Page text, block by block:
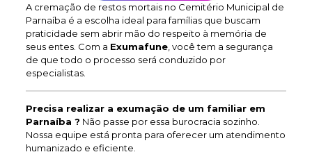
A cremação de restos mortais no Cemitério Municipal de
Parnaíba é a escolha ideal para famílias que buscam
praticidade sem abrir mão do respeito à memória de
seus entes. Com a Exumafune, você tem a segurança
de que todo o processo será conduzido por
especialistas.
Precisa realizar a exumação de um familiar em
Parnaíba ? Não passe por essa burocracia sozinho.
Nossa equipe está pronta para oferecer um atendimento
humanizado e eficiente.